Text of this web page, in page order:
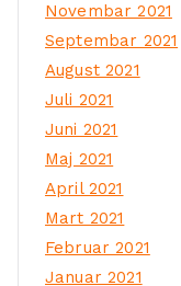
Novembar 2021
Septembar 2021
August 2021
Juli 2021
Juni 2021
Maj 2021
April 2021
Mart 2021
Februar 2021
Januar 2021